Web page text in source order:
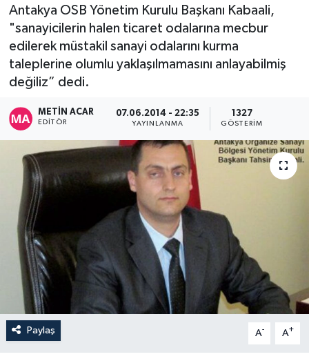
Antakya OSB Yönetim Kurulu Başkanı Kabaali,
"sanayicilerin halen ticaret odalarına mecbur
edilerek müstakil sanayi odalarını kurma
taleplerine olumlu yaklaşılmamasını anlayabilmiş
değiliz” dedi.
METIN ACAR
EDITÖR
07.06.2014 - 22:35
YAYINLANMA
1327
GÖSTERIM
Paylaş A- A+
Son Dakika Haberleri
Haber Arşivi